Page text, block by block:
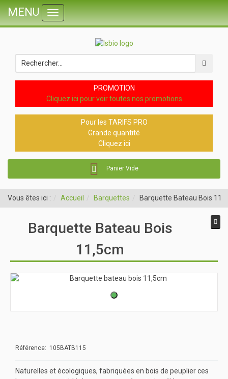
PROMOTION
Cliquez ici pour voir toutes nos promotions
Pour les TARIFS PRO
Grande quantité
Cliquez ici
Panier Vide
MENU
Toggle
navigation
Vous êtes ici : Accueil Barquettes Barquette Bateau Bois
Barquette Bateau Bois
11,5cm
Référence: 105BATB115
Naturelles et écologiques, fabriquées en bois de peuplier ces